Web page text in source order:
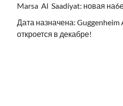
Marsa Al Saadiyat: новая
Дата назначена: Guggenheim
откроется в декабре!